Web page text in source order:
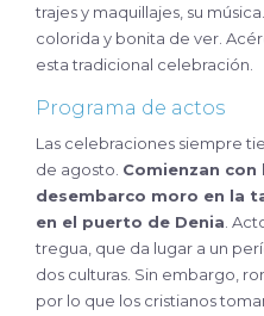
trajes y maquillajes, su
colorida y bonita de ver.
esta tradicional celebración.
Programa de actos
Las celebraciones siempre
de agosto. Comienzan con
desembarco moro en la
en el puerto de Denia .
tregua, que da lugar a un
dos culturas. Sin embargo,
por lo que los cristianos